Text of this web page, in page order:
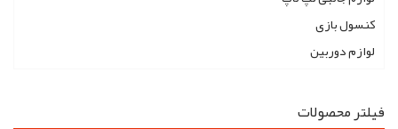
کنسول بازی
لوازم دوربین
فیلتر محصولات